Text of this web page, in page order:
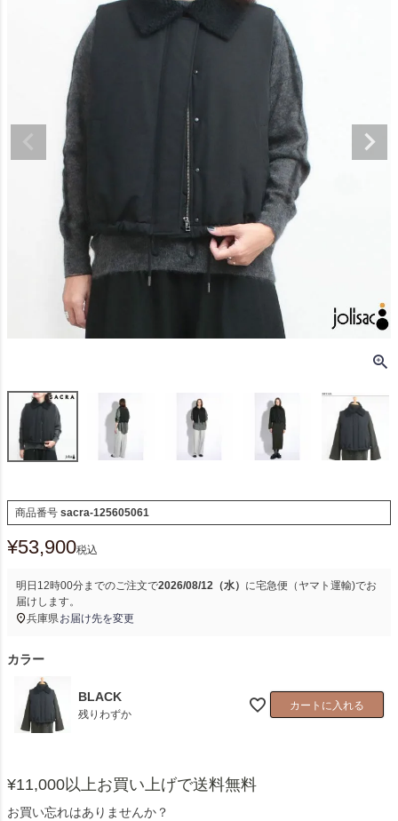
商品番号 sacra-125605061
¥53,900税込
明日 12時00分までのご注文で2026/08/12（水） に宅急便（ヤマト運輸)でお
届けします。
兵庫県お届け先を変更
カラー
BLACK
残りわずか
カートに入れる
¥11,000以上お買い上げで送料無料
お買い忘れはありませんか？